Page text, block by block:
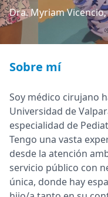
Dra. Myriam
Sobre mí
Soy médico cirujano
Universidad de
especialidad de
Tengo una vasta
desde la atención
servicio público con
única, donde hay